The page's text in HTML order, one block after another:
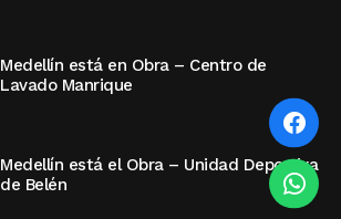
Medellín está en Obra – Centro de
Lavado Manrique
Medellín está el Obra – Unidad Deportiva
de Belén